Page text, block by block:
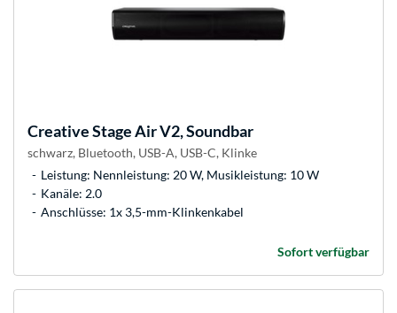
CreativeStage Air V2, Soundbar
schwarz, Bluetooth, USB-A, USB-C, Klinke
Leistung: Nennleistung: 20 W, Musikleistung: 10 W
Kanäle: 2.0
Anschlüsse: 1x 3,5-mm-Klinkenkabel
Sofort verfügbar